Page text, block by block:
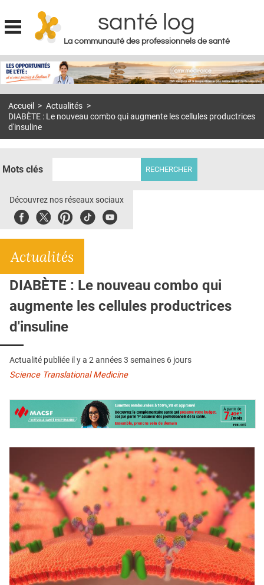
Jump to navigation
santé log
La communauté des professionnels de santé
MON COMPTE
S'ABONNER À LA REVUE SOIN À DOMICILE
E-REVUE SAD
THÉMA
CRÉDITS
Accueil > Actualités >
DIABÈTE : Le nouveau combo qui augmente les cellules productrices
d'insuline
Mots clés
Découvrez nos réseaux sociaux
FacebookTwitterPinterest
TiktokYoubute
Actualités
DIABÈTE : Le nouveau combo qui
augmente les cellules productrices
d'insuline
Actualité publiée il y a 2 années 3 semaines 6 jours
Science Translational Medicine